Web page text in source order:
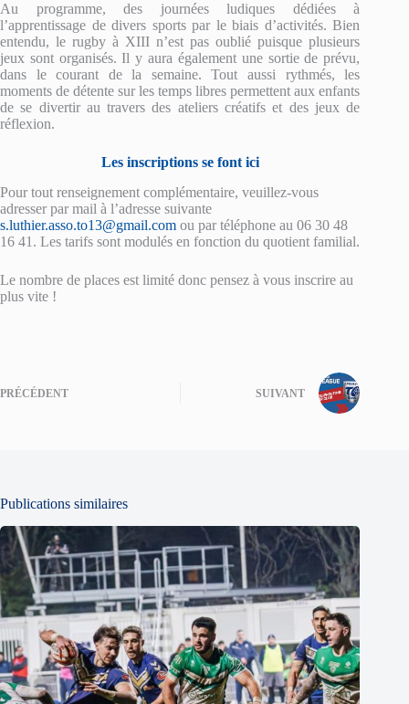
Au programme, des journées ludiques dédiées à
l’apprentissage de divers sports par le biais d’activités. Bien
entendu, le rugby à XIII n’est pas oublié puisque plusieurs
jeux sont organisés. Il y aura également une sortie de prévu,
dans le courant de la semaine. Tout aussi rythmés, les
moments de détente sur les temps libres permettent aux enfants
de se divertir au travers des ateliers créatifs et des jeux de
réflexion.
Les inscriptions se font ici
Pour tout renseignement complémentaire, veuillez-vous
adresser par mail à l’adresse suivante
s.luthier.asso.to13@gmail.com ou par téléphone au 06 30 48
16 41. Les tarifs sont modulés en fonction du quotient familial.
Le nombre de places est limité donc pensez à vous inscrire au
plus vite !
PRÉCÉDENT SUIVANT
Publications similaires